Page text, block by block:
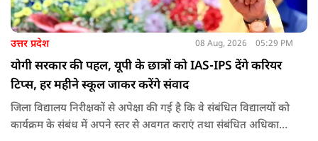
उत्तर प्रदेश 08 Aug, 2026 05:29 PM
योगी सरकार की पहल, यूपी के छात्रों को IAS-IPS देंगे करियर
टिप्स, हर महीने स्कूल जाकर करेंगे संवाद
जिला विद्यालय निरीक्षकों से अपेक्षा की गई है कि वे संबंधित विद्यालयों को
कार्यक्रम के संबंध में अपने स्तर से अवगत कराएं तथा संबंधित अधिकारी